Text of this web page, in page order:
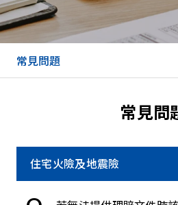
常見問題
常見問
住宅火險及地震險
網路投保